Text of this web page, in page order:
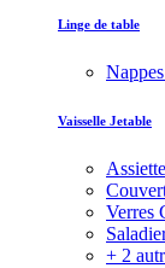
Linge de table
Vaisselle Jetable
Verres
+ 2